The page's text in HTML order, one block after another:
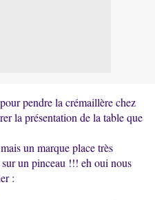
pendre la crémaillère chez
la présentation de la table que
un marque place très
un pinceau !!! eh oui nous
: